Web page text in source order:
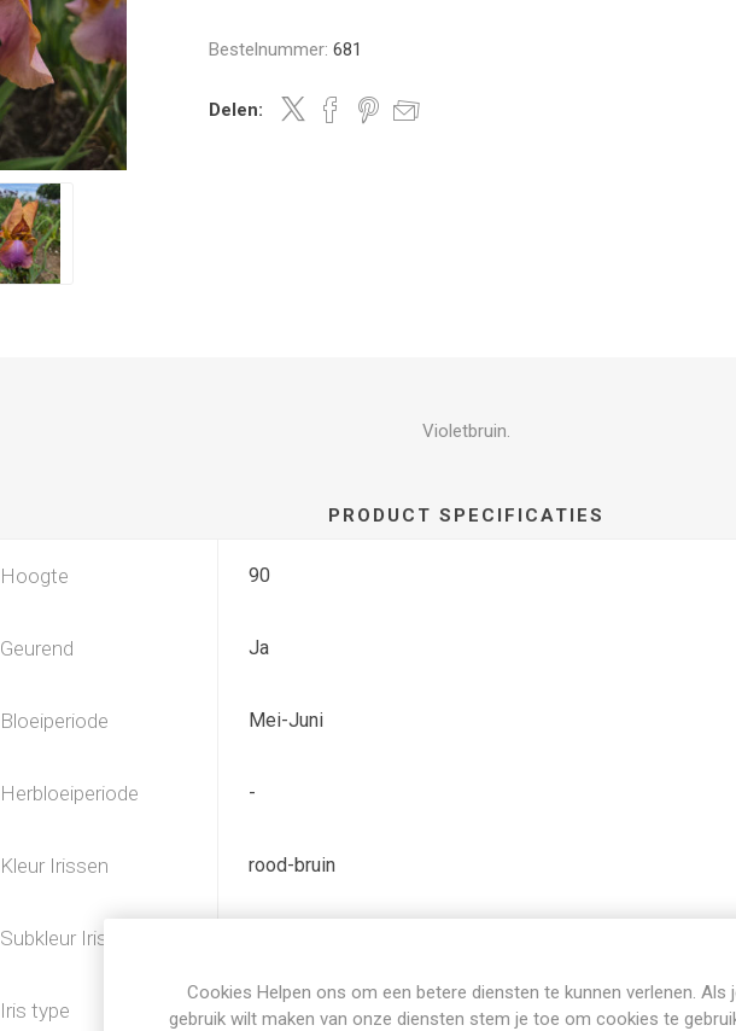
Bestelnummer: 681
Delen:
Violetbruin.
PRODUCT SPECIFICATIES
Hoogte 90
Geurend Ja
Bloeiperiode Mei-Juni
Herbloeiperiode -
Kleur Irissen rood-bruin
Subkleur Irissen
Iris type TB (tall bearded) Hoge baardiris
Cookies Helpen ons om een betere diensten te kunnen verlenen. Als
gebruik wilt maken van onze diensten stem je toe om cookies te